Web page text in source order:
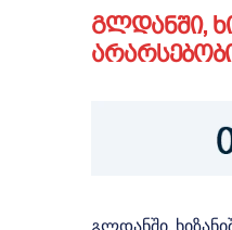
გლდანში,